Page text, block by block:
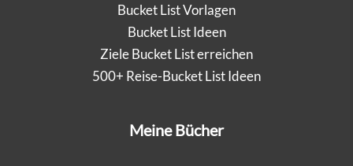
Bucket List Vorlagen
Bucket List Ideen
Ziele Bucket List erreichen
500+ Reise-Bucket List Ideen
Meine Bücher